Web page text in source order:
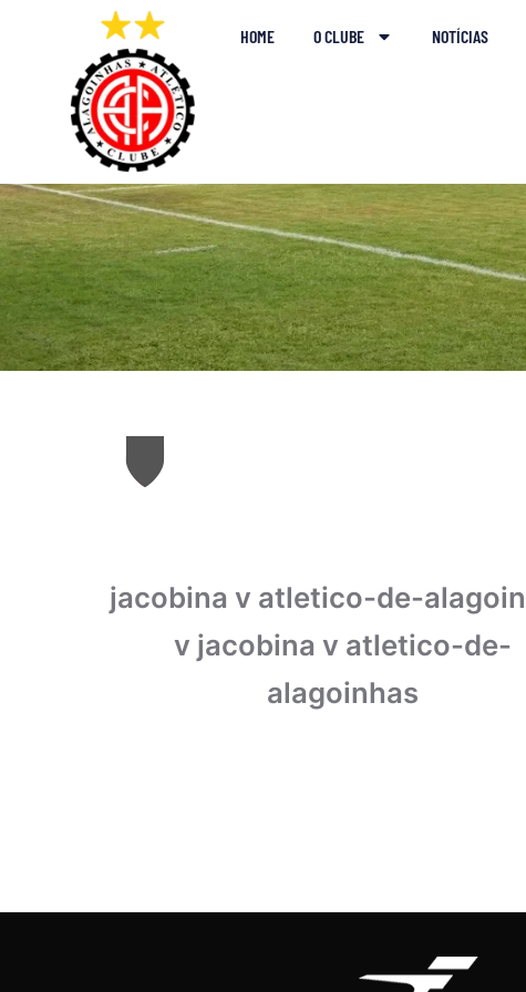
HOME O CLUBE NOTÍCIAS
jacobina v atletico-de-
v jacobina v atletico-de-
alagoinhas